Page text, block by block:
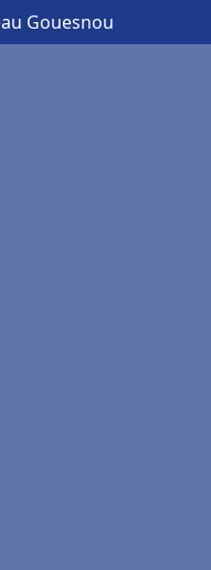
Gouesnou